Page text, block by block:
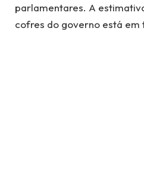
parlamentares. A
cofres do governo está em